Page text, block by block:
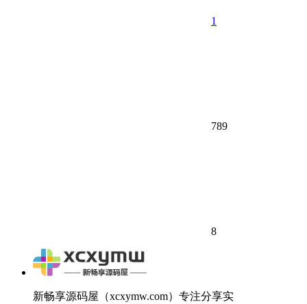
1
789
8
新畅享源码屋（xcxymw.com）专注分享实